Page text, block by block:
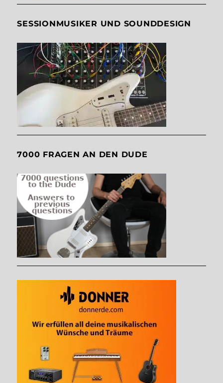
SESSIONMUSIKER UND SOUNDDESIGN
7000 FRAGEN AN DEN DUDE